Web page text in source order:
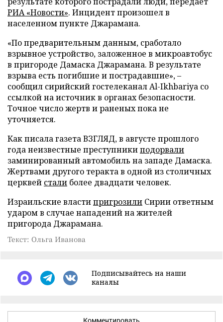
РИА «Новости». Инцидент произошел в
населенном пункте Джарамана.
«По предварительным данным, сработало
взрывное устройство, заложенное в микроавтобус
в пригороде Дамаска Джарамана. В результате
взрыва есть погибшие и пострадавшие», –
сообщил сирийский гостелеканал Al-Ikhbariya со
ссылкой на источник в органах безопасности.
Точное число жертв и раненых пока не
уточняется.
Как писала газета ВЗГЛЯД, в августе прошлого
года неизвестные преступникиподорвали
заминированный автомобиль на западе Дамаска.
Жертвами другого теракта в одной из столичных
церквей стали более двадцати человек.
Израильские властипригрозили Сирии ответным
ударом в случае нападений на жителей
пригорода Джарамана.
Текст: Ольга Иванова
Подписывайтесь на наши
каналы